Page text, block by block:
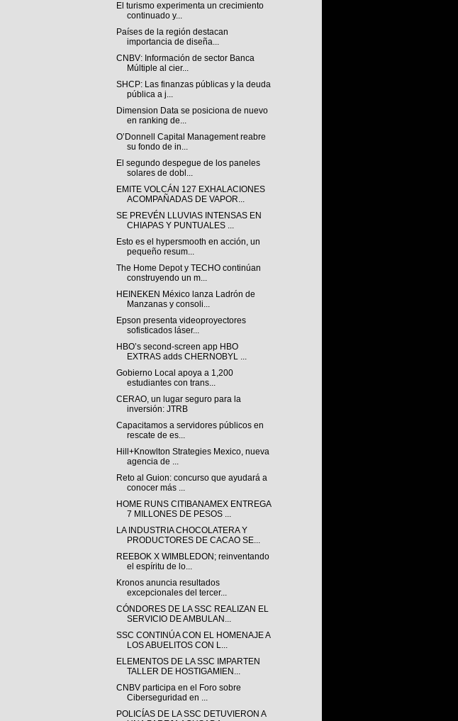
El turismo experimenta un crecimiento
continuado y...
Países de la región destacan
importancia de diseña...
CNBV: Información de sector Banca
Múltiple al cier...
SHCP: Las finanzas públicas y la deuda
pública a j...
Dimension Data se posiciona de nuevo
en ranking de...
O’Donnell Capital Management reabre
su fondo de in...
El segundo despegue de los paneles
solares de dobl...
EMITE VOLCÁN 127 EXHALACIONES
ACOMPAÑADAS DE VAPOR...
SE PREVÉN LLUVIAS INTENSAS EN
CHIAPAS Y PUNTUALES ...
Esto es el hypersmooth en acción, un
pequeño resum...
The Home Depot y TECHO continúan
construyendo un m...
HEINEKEN México lanza Ladrón de
Manzanas y consoli...
Epson presenta videoproyectores
sofisticados láser...
HBO’s second-screen app HBO
EXTRAS adds CHERNOBYL ...
Gobierno Local apoya a 1,200
estudiantes con trans...
CERAO, un lugar seguro para la
inversión: JTRB
Capacitamos a servidores públicos en
rescate de es...
Hill+Knowlton Strategies Mexico, nueva
agencia de ...
Reto al Guion: concurso que ayudará a
conocer más ...
HOME RUNS CITIBANAMEX ENTREGA
7 MILLONES DE PESOS ...
LA INDUSTRIA CHOCOLATERA Y
PRODUCTORES DE CACAO SE...
REEBOK X WIMBLEDON; reinventando
el espíritu de lo...
Kronos anuncia resultados
excepcionales del tercer...
CÓNDORES DE LA SSC REALIZAN EL
SERVICIO DE AMBULAN...
SSC CONTINÚA CON EL HOMENAJE A
LOS ABUELITOS CON L...
ELEMENTOS DE LA SSC IMPARTEN
TALLER DE HOSTIGAMIEN...
CNBV participa en el Foro sobre
Ciberseguridad en ...
POLICÍAS DE LA SSC DETUVIERON A